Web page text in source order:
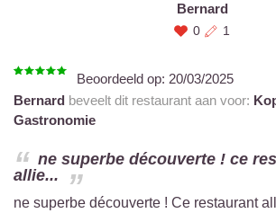
Bernard
0 1
Beoordeeld op: 20/03/2025
Bernard beveelt dit restaurant aan voor:
Gastronomie
ne superbe découverte ! ce
allie...
ne superbe découverte ! Ce restaurant